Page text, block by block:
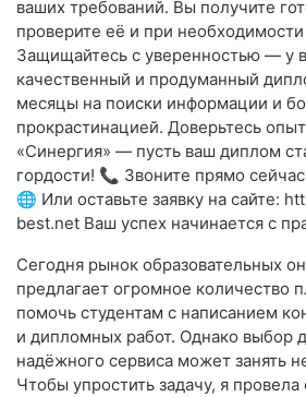
ваших требований. Вы получите
проверите её и при необходимости
Защищайтесь с уверенностью — у
качественный и продуманный
месяцы на поиски информации и
прокрастинацией. Доверьтесь
«Синергия» — пусть ваш диплом
гордости! 📞 Звоните прямо
🌐 Или оставьте заявку на сайте:
best.net Ваш успех начинается с
Сегодня рынок образовательных
предлагает огромное количество
помочь студентам с написанием
и дипломных работ. Однако выбор
надёжного сервиса может занять
Чтобы упростить задачу, я